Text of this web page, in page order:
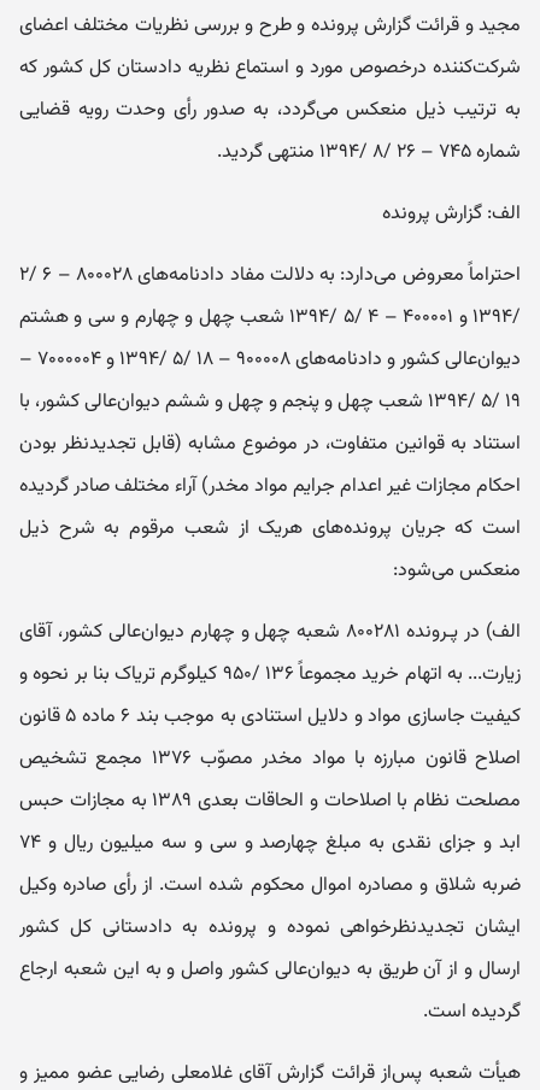
مجید و قرائت گزارش ‌پرونده و طرح و بررسی نظریات مختلف اعضای
شرکت‌‌کننده درخصوص مورد و استماع نظریه دادستان ‌کل‌ کشور که
به ‌ترتیب‌ ذیل منعکس ‌می‌گردد، به ‌صدور رأی وحدت‌ رویه ‌قضایی
شماره ۷۴۵ – ۲۶ /۸ /۱۳۹۴ منتهی گردید.
الف: گزارش پرونده
احتراماً معروض‌ می‌دارد: به دلالت مفاد دادنامه‌های ۸۰۰۰۲۸ – ۶ /۲
/۱۳۹۴ و ۴۰۰۰۰۱ – ۴ /۵ /۱۳۹۴ شعب چهل‌ و‌ چهارم و سی ‌و ‌هشتم
دیوان‌عالی ‌کشور و دادنامه‌های ۹۰۰۰۰۸ – ۱۸ /۵ /۱۳۹۴ و ۷۰۰۰۰۰۴ –
۱۹ /۵ /۱۳۹۴ شعب چهل ‌و ‌پنجم و چهل ‌و ‌ششم دیوان‌عالی‌ کشور، با
استناد به قوانین‌ متفاوت، در موضوع‌ مشابه (قابل تجدیدنظر ‌بودن
احکام مجازات غیر ‌اعدام جرایم مواد‌ مخدر) آراء ‌مختلف صادر‌ گردیده
‌است که جریان پرونده‌های هریک از شعب مرقوم به‌ شرح‌ ذیل
منعکس می‌شود:
الف) در پـرونده ۸۰۰۲۸۱ شعبه چهل‌ و ‌چهارم دیوان‌عالی‌ کشور، آقای
زیارت... به اتهام خرید مجموعاً ۱۳۶ /۹۵۰ کیلوگرم تریاک بنا بر نحوه و
کیفیت جاسازی مواد و دلایل استنادی به موجب بند ۶ ماده ۵ قانون
اصلاح قانون مبارزه با مواد مخدر مصوّب ۱۳۷۶ مجمع تشخیص
مصلحت نظام با اصلاحات و الحاقات بعدی ۱۳۸۹ به مجازات حبس
ابد و جزای نقدی به مبلغ چهارصد و سی ‌و سه میلیون ریال و ۷۴
ضربه شلاق و مصادره اموال محکوم شده است. از رأی صادره وکیل
ایشان تجدیدنظرخواهی نموده و پرونده به دادستانی کل کشور
ارسال و از آن طریق به دیوان‌عالی کشور واصل و به این شعبه ارجاع
گردیده ‌است.
هیأت‌ شعبه پس‌از قرائت گزارش آقای غلامعلی رضایی عضو ممیز و